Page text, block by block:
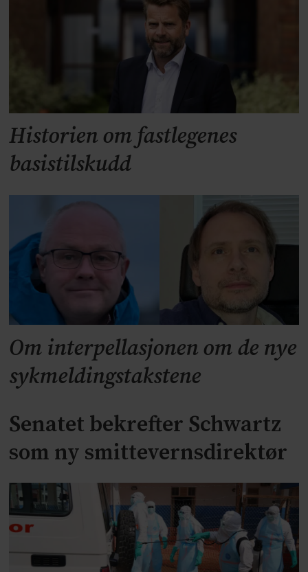
Historien om fastlegenes
basistilskudd
Om interpellasjonen om de nye
sykmeldingstakstene
Senatet bekrefter Schwartz
som ny smittevernsdirektør